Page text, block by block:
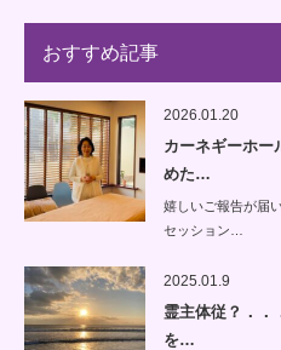
おすすめ記事
2026.01.20
カーネギーホ
めた…
嬉しいご報告が届
セッション…
2025.01.9
霊主体従？．
を…